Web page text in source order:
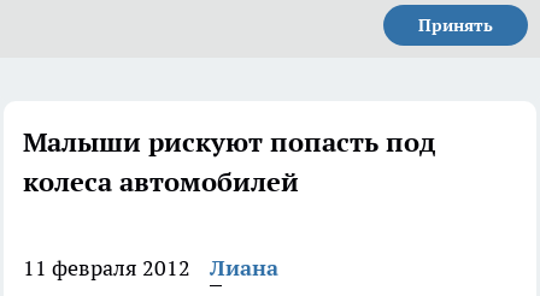
Принять
Малыши рискуют попасть под
колеса автомобилей
11 февраля 2012 Лиана